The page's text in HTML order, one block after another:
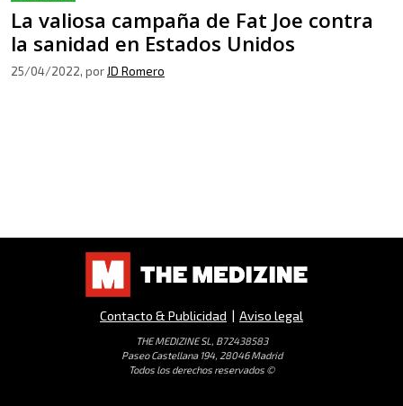
La valiosa campaña de Fat Joe contra
la sanidad en Estados Unidos
25/04/2022, por JD Romero
Contacto & Publicidad | Aviso legal
THE MEDIZINE SL, B72438583
Paseo Castellana 194, 28046 Madrid
Todos los derechos reservados ©